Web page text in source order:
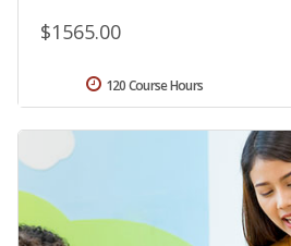
$1565.00
120 Course Hours